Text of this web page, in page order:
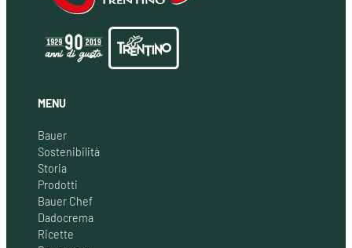
MENU
Bauer
Sostenibilità
Storia
Prodotti
Bauer Chef
Dadocrema
Ricette